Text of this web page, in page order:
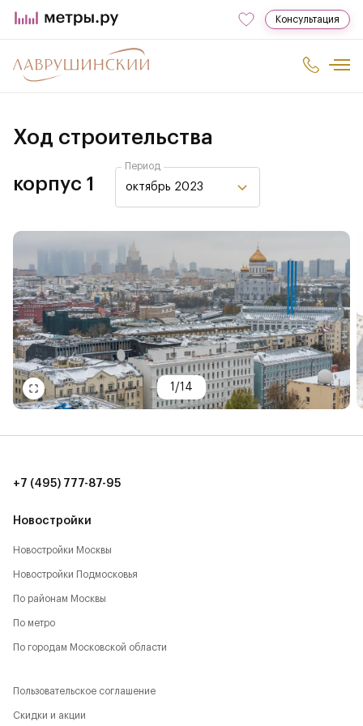
Консультация
Ход строительства
корпус 1
Период
октябрь 2023
1 /14
Новостройки
Новостройки Москвы
Новостройки Подмосковья
По районам Москвы
По метро
По городам Московской области
+7 (495) 777-87-95
Пользовательское соглашение
Скидки и акции